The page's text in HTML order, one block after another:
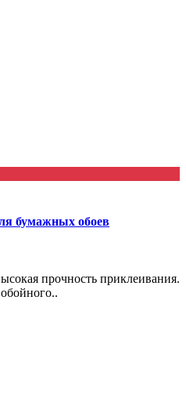
бумажных обоев
прочность приклеивания.